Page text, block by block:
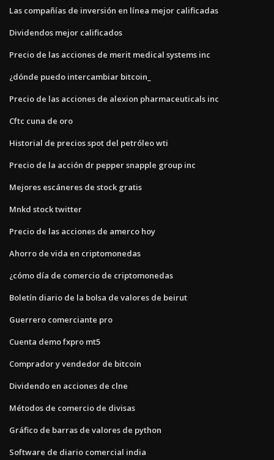
Las compañías de inversión en línea mejor calificadas
Dividendos mejor calificados
Precio de las acciones de merit medical systems inc
¿dónde puedo intercambiar bitcoin_
Precio de las acciones de alexion pharmaceuticals inc
Cftc cuna de oro
Historial de precios spot del petróleo wti
Precio de la acción dr pepper snapple group inc
Mejores escáneres de stock gratis
Mnkd stock twitter
Precio de las acciones de amerco hoy
Ahorro de vida en criptomonedas
¿cómo día de comercio de criptomonedas
Boletín diario de la bolsa de valores de beirut
Guerrero comerciante pro
Cuenta demo fxpro mt5
Comprador y vendedor de bitcoin
Dividendo en acciones de clne
Métodos de comercio de divisas
Gráfico de barras de valores de python
Software de diario comercial india